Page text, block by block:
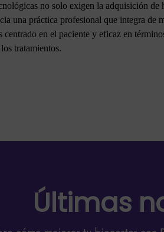
no solo exigen la adquisición
una práctica profesional que integra
en el paciente y eficaz en
tratamientos.
Últimas